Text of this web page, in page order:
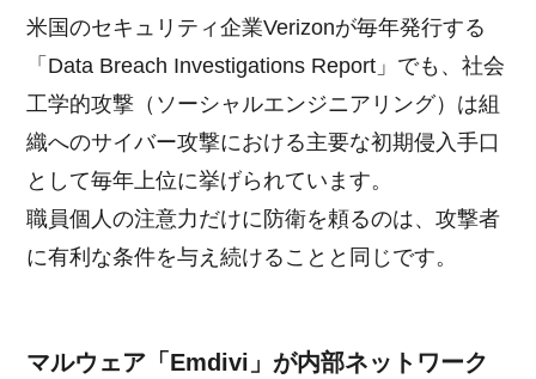
米国のセキュリティ企業Verizonが毎年発行する
「Data Breach Investigations Report」でも、社会
工学的攻撃（ソーシャルエンジニアリング）は組
織へのサイバー攻撃における主要な初期侵入手口
として毎年上位に挙げられています。
職員個人の注意力だけに防衛を頼るのは、攻撃者
に有利な条件を与え続けることと同じです。
マルウェア「Emdivi」が内部ネットワーク